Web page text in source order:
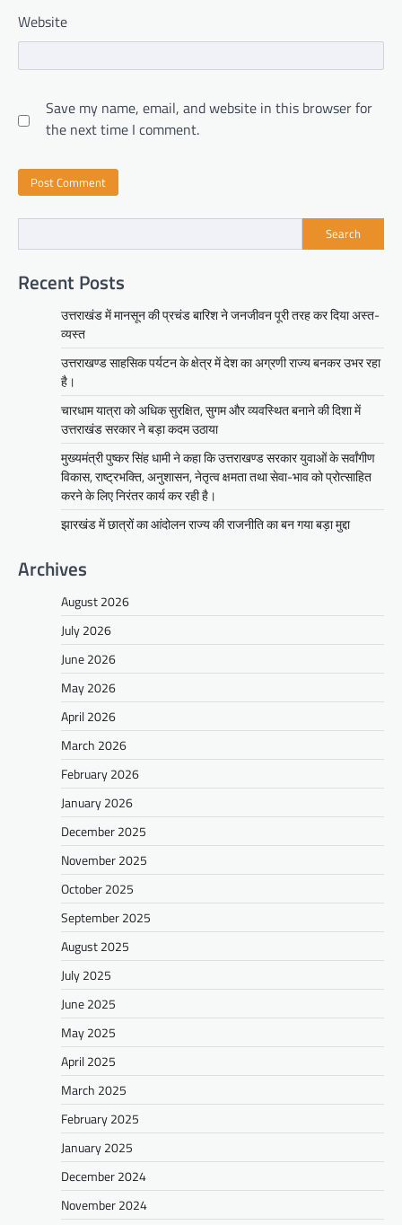
Website
Save my name, email, and website in this browser for
the next time I comment.
Search
Recent Posts
उत्तराखंड में मानसून की प्रचंड बारिश ने जनजीवन पूरी तरह कर दिया अस्त-
व्यस्त
उत्तराखण्ड साहसिक पर्यटन के क्षेत्र में देश का अग्रणी राज्य बनकर उभर रहा
है।
चारधाम यात्रा को अधिक सुरक्षित, सुगम और व्यवस्थित बनाने की दिशा में
उत्तराखंड सरकार ने बड़ा कदम उठाया
मुख्यमंत्री पुष्कर सिंह धामी ने कहा कि उत्तराखण्ड सरकार युवाओं के सर्वांगीण
विकास, राष्ट्रभक्ति, अनुशासन, नेतृत्व क्षमता तथा सेवा-भाव को प्रोत्साहित
करने के लिए निरंतर कार्य कर रही है।
झारखंड में छात्रों का आंदोलन राज्य की राजनीति का बन गया बड़ा मुद्दा
Archives
August 2026
July 2026
June 2026
May 2026
April 2026
March 2026
February 2026
January 2026
December 2025
November 2025
October 2025
September 2025
August 2025
July 2025
June 2025
May 2025
April 2025
March 2025
February 2025
January 2025
December 2024
November 2024